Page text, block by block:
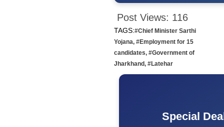
Post Views: 116
TAGS:#Chief Minister Sarthi
Yojana, #Employment for 15
candidates, #Government of
Jharkhand, #Latehar
Special